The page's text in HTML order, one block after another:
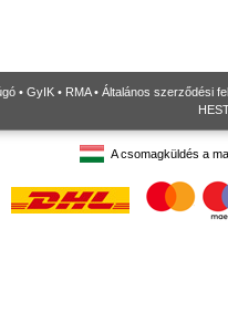
• GyIK • RMA• Általános szerződési
A csomagküldés a